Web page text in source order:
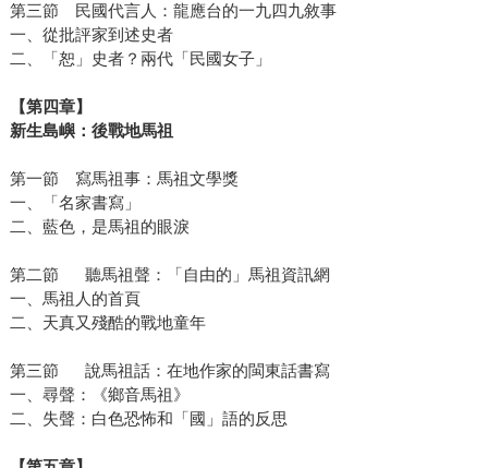
第三節 民國代言人：龍應台的一九四九敘事
一、從批評家到述史者
二、「恕」史者？兩代「民國女子」
【第四章】
新生島嶼：後戰地馬祖
第一節 寫馬祖事：馬祖文學獎
一、「名家書寫」
二、藍色，是馬祖的眼淚
第二節 聽馬祖聲：「自由的」馬祖資訊網
一、馬祖人的首頁
二、天真又殘酷的戰地童年
第三節 說馬祖話：在地作家的閩東話書寫
一、尋聲：《鄉音馬祖》
二、失聲：白色恐怖和「國」語的反思